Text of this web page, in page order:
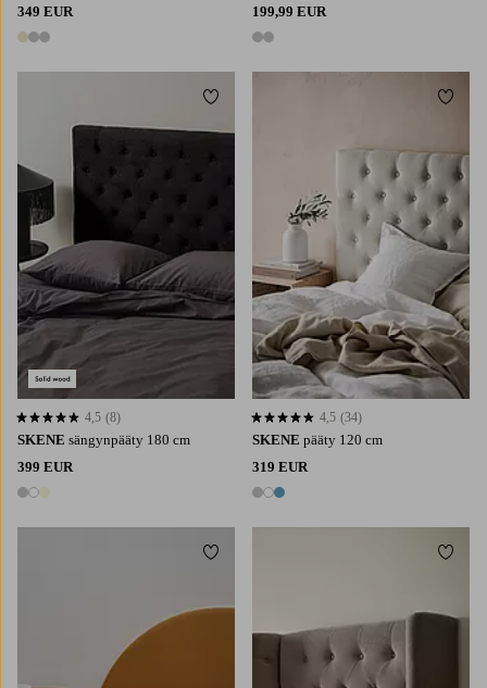
349 EUR
3 värejä
199,99 EUR
2 värejä
SKENE sängynpääty 180 cm
399 EUR
3 värejä
4,5 perustuen 8 arvosanaan
4,5 (8)
Lisää suosikkeihin
SKENE pääty 120 cm
319 EUR
3 värejä
4,5 perustuen 34 arvosanaan
4,5 (34)
Lisää
Lisää suosikkeihin Lisää